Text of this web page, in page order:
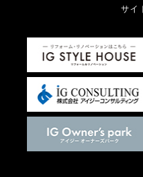
サイ